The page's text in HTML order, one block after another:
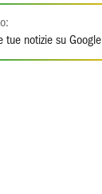
tue notizie su Google